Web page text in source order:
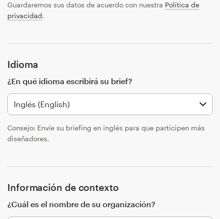
Guardaremos sus datos de acuerdo con nuestra Política de
privacidad.
Idioma
¿En qué idioma escribirá su brief?
Consejo: Envíe su briefing en inglés para que participen más
diseñadores.
Información de contexto
¿Cuál es el nombre de su organización?
Proyectos 1-1
Encontrar un diseñador
Descubra la inspiración
99designs Pro
diseño
Diseño de logotipo